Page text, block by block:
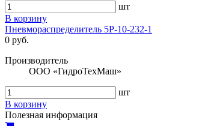
шт
В корзину
Пневмораспределитель 5Р-10-232-1
0 руб.
Производитель
ООО «ГидроТехМаш»
шт
В корзину
Полезная информация